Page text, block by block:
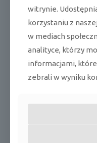
Modbus
Bacnet
witrynie.
korzystaniu z
w mediach
analityce, którzy
informacjami,
zebrali w wyniku